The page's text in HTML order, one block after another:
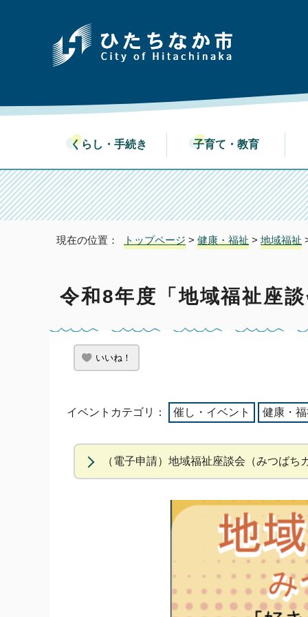
くらし・手続き 子育て・教育
現在の位置： トップページ > 健康・福祉 > 地域福祉
令和8年度「地域福祉座
いいね！
イベントカテゴリ： 催し・イベント 健康・
（電子申請）地域福祉座談会（みつばち